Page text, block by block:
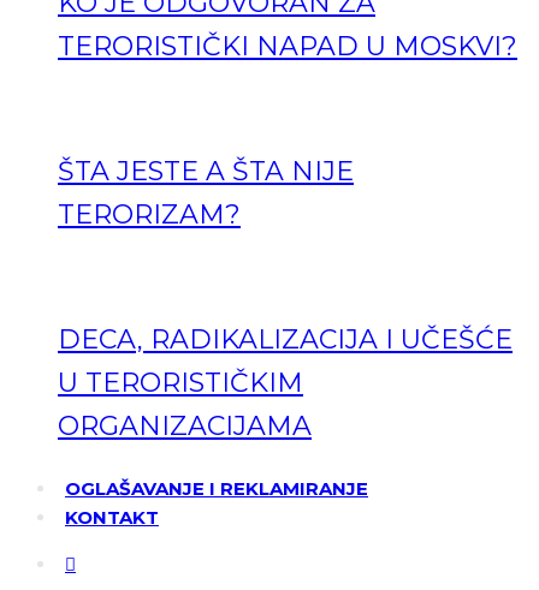
TERORISTIČKI NAPAD U MOSKVI?
ŠTA JESTE A ŠTA NIJE
TERORIZAM?
DECA, RADIKALIZACIJA I UČEŠĆE
U TERORISTIČKIM
ORGANIZACIJAMA
OGLAŠAVANJE I REKLAMIRANJE
KONTAKT